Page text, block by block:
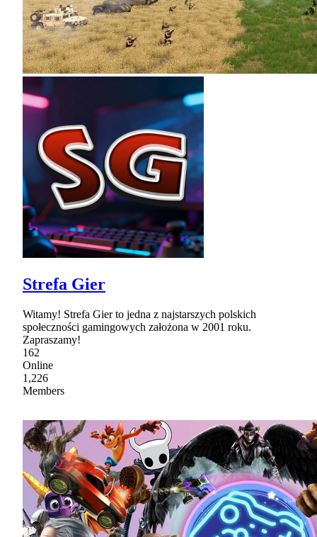
Strefa Gier
Witamy! Strefa Gier to jedna z najstarszych polskich
społeczności gamingowych założona w 2001 roku.
Zapraszamy!
162
Online
1,226
Members